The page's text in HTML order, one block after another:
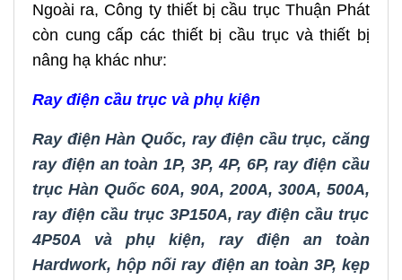
Ngoài ra, Công ty thiết bị cầu trục Thuận Phát
còn cung cấp các thiết bị cầu trục và thiết bị
nâng hạ khác như:
Ray điện cầu trục và phụ kiện
Ray điện Hàn Quốc, ray điện cầu trục, căng
ray điện an toàn 1P, 3P, 4P, 6P,ray điện cầu
trục Hàn Quốc 60A, 90A, 200A, 300A, 500A,
ray điện cầu trục 3P150A,ray điện cầu trục
4P50A và phụ kiện, ray điện an toàn
Hardwork,hộp nối ray điện an toàn 3P, kẹp